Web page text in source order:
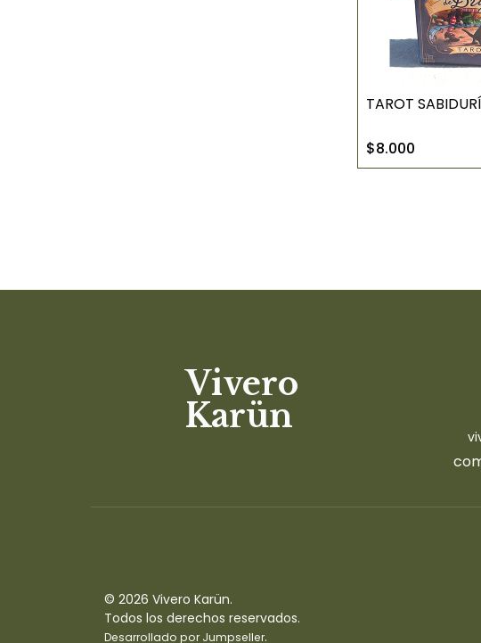
TAROT
$8.000
Vivero
Karün
© 2026 Vivero Karün.
Todos los derechos reservados.
Desarrollado por Jumpseller.